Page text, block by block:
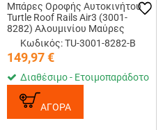
Μπάρες Οροφής Αυτοκινήτου
Turtle Roof Rails Air3 (3001-
8282) Αλουμινίου Μαύρες
Κωδικός: TU-3001-8282-B
149,97€
Διαθέσιμο - Ετοιμοπαράδοτο
ΑΓΟΡΑ